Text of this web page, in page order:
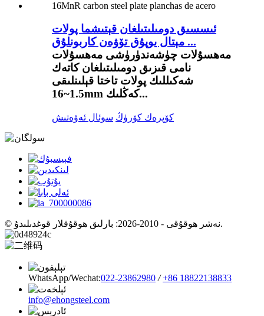
ئىسسىق دومىلىتىلغان قېتىشما پولات
مېتال يوپۇق تۆۋەن كاربونلۇق ...
مەھسۇلات چۈشەندۈرۈشى مەھسۇلات
نامى قىزىق دومىلىتىلغان كاتەك
شەكىللىك پولات تاختا قېلىنلىقى
1.5~16mm كەڭلىك...
كۆپرەك كۆرۈڭ سوئال ئەۋەتىش
© نەشر ھوقۇقى - 2010-2026: بارلىق ھوقۇقلار قوغدىلىدۇ.
WhatsApp/Wechat:022-23862980 / +86 18822138833
info@ehongsteel.com